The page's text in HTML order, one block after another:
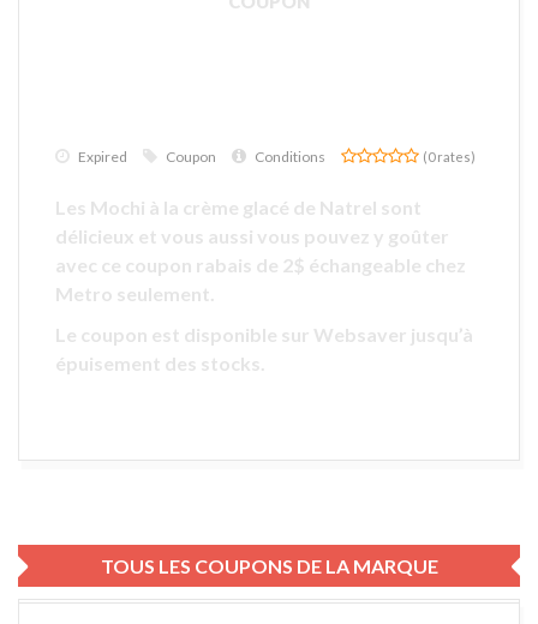
Expired Coupon Conditions (0 rates)
Les Mochi à la crème glacé de Natrel sont
délicieux et vous aussi vous pouvez y goûter
avec ce coupon rabais de 2$ échangeable chez
Metro seulement.
Le coupon est disponible sur Websaver jusqu’à
épuisement des stocks.
TOUS LES COUPONS DE LA MARQUE